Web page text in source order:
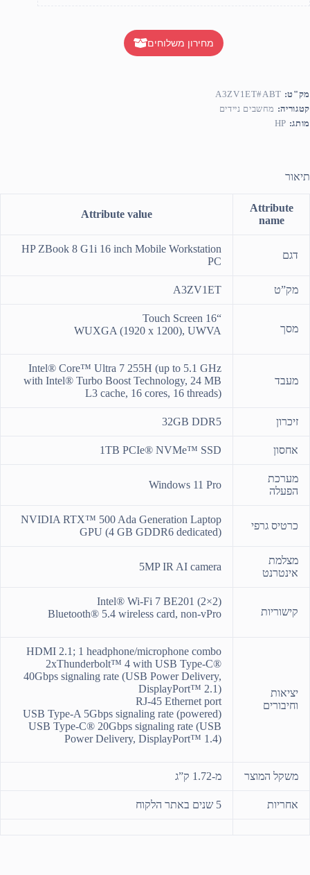
מחירון משלוחים
מק"ט: A3ZV1ET#ABT
קטגוריה: מחשבים ניידים
מותג: HP
תיאור
Attribute
name
Attribute value
דגם
HP ZBook 8 G1i 16 inch Mobile Workstation
PC
מק”ט A3ZV1ET
מסך
“16 Touch Screen
WUXGA (1920 x 1200), UWVA
מעבד
Intel® Core™ Ultra 7 255H (up to 5.1 GHz
with Intel® Turbo Boost Technology, 24 MB
L3 cache, 16 cores, 16 threads)
זיכרון 32GB DDR5
אחסון 1TB PCIe® NVMe™ SSD
מערכת
הפעלה
Windows 11 Pro
כרטיס גרפי
NVIDIA RTX™ 500 Ada Generation Laptop
GPU (4 GB GDDR6 dedicated)
מצלמת
אינטרנט
5MP IR AI camera
קישוריות
Intel® Wi-Fi 7 BE201 (2×2)
Bluetooth® 5.4 wireless card, non-vPro
יציאות
וחיבורים
HDMI 2.1; 1 headphone/microphone combo
2xThunderbolt™ 4 with USB Type-C®
40Gbps signaling rate (USB Power Delivery,
DisplayPort™ 2.1)
RJ-45 Ethernet port
USB Type-A 5Gbps signaling rate (powered)
USB Type-C® 20Gbps signaling rate (USB
Power Delivery, DisplayPort™ 1.4)
משקל המוצר מ-1.72 ק”ג
אחריות 5 שנים באתר הלקוח